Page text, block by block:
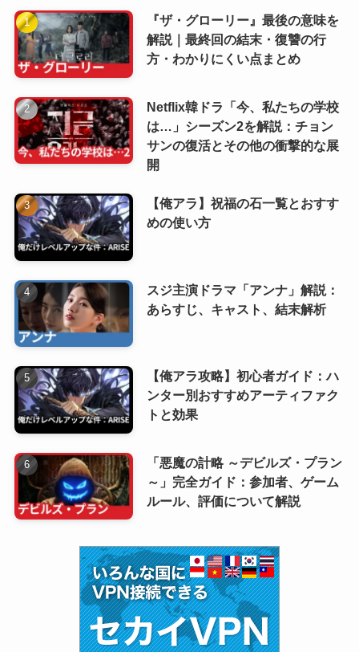
『ザ・グローリー』最後の意味を
解説｜最終回の結末・復讐の行
方・わかりにくい点まとめ
Netflix韓ドラ「今、私たちの学校
は…」シーズン2を解説：チョン
サンの復活とその他の衝撃的な展
開
【俺アラ】祝福の石一覧とおすす
めの使い方
スジ主演ドラマ「アンナ」解説：
あらすじ、キャスト、結末解析
【俺アラ攻略】初心者ガイド：ハ
ンター別おすすめアーティファク
トと効果
「悪魔の計略 ～デビルズ・プラン
～」完全ガイド：参加者、ゲーム
ルール、評価について解説